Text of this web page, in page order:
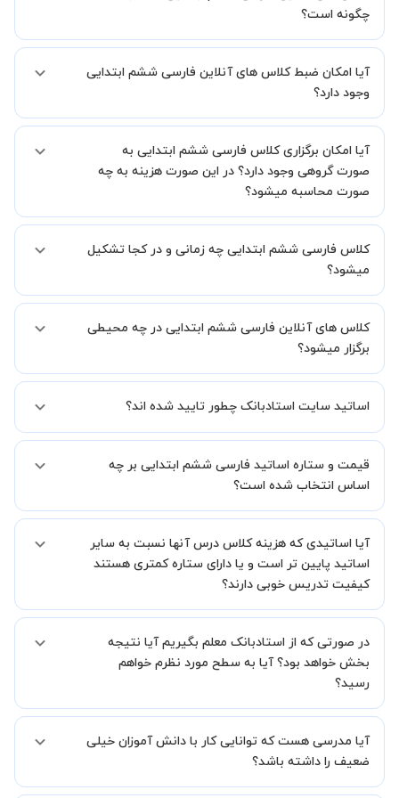
چگونه است؟
شما میدهیم که استاد شما پیش از جلسه تمامی موارد لازم برای برگزاری
یک کلاس آنلاین با کیفیت و مفید را به شما توضیح خواهند داد.
آیا امکان ضبط کلاس های آنلاین فارسی ششم ابتدایی
وجود دارد؟
کنید.
آیا امکان برگزاری کلاس فارسی ششم ابتدایی به
صورت گروهی وجود دارد؟ در این صورت هزینه به چه
صورت محاسبه میشود؟
در صورتیکه مایل هستید کلاس ها را در کنار دوستان و یا آشنایان خود به
صورت گروهی برگزار کنید، این امکان وجود دارد. در این حالت، به ازای هر
اضافه خواهد شد.
کلاس فارسی ششم ابتدایی چه زمانی و در کجا تشکیل
میشود؟
استاد تعیین خواهد شد.
همچنین کلاس های خصوصی به طور کلی در منزل شاگرد برگزار میشود. در
کلاس در یک مکان عمومی مانند کتابخانه با استاد خود هماهنگی لازم را
انجام دهید.
کلاس های آنلاین فارسی ششم ابتدایی در چه محیطی
برگزار میشود؟
اساتید سایت استادبانک چطور تایید شده اند؟
در صورت رضایت از شیوه تدریس، استاد مجوز فعالیت در استادبانک را
دریافت میکند.
اساس رضایت شاگرد بررسی میکند.
قیمت و ستاره اساتید فارسی ششم ابتدایی بر چه
اساس انتخاب شده است؟
در سامانه استادبانک می باشد.
ستاره اساتید به معنای سابقه تدریس آنها در استادبانک است.
آیا اساتیدی که هزینه کلاس درس آنها نسبت به سایر
اساتید پایین تر است و یا دارای ستاره کمتری هستند
کیفیت تدریس خوبی دارند؟
نظرات ثبت شده شاگردان آنها نیز مشهود است، فقط اختلاف هزینه آنها با
اساتید دیگر به دلیل سابقه کاری کمتر آنها می باشد.
در صورتی که از استادبانک معلم بگیریم آیا نتیجه
بخش خواهد بود؟ آیا به سطح مورد نظرم خواهم
رسید؟
شما این اتفاق بیفتد و کلاس نتیجه بخش باشد و به سطح مطلوب خود
برسید.
آیا مدرسی هست که توانایی کار با دانش آموزان خیلی
ضعیف را داشته باشد؟